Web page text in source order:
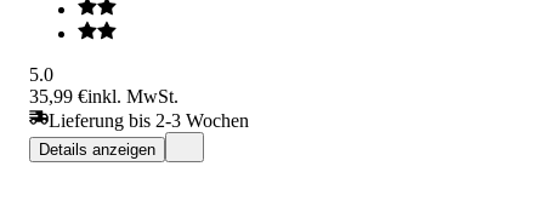
5.0
35,99 €inkl. MwSt.
Lieferung bis 2-3 Wochen
Details anzeigen